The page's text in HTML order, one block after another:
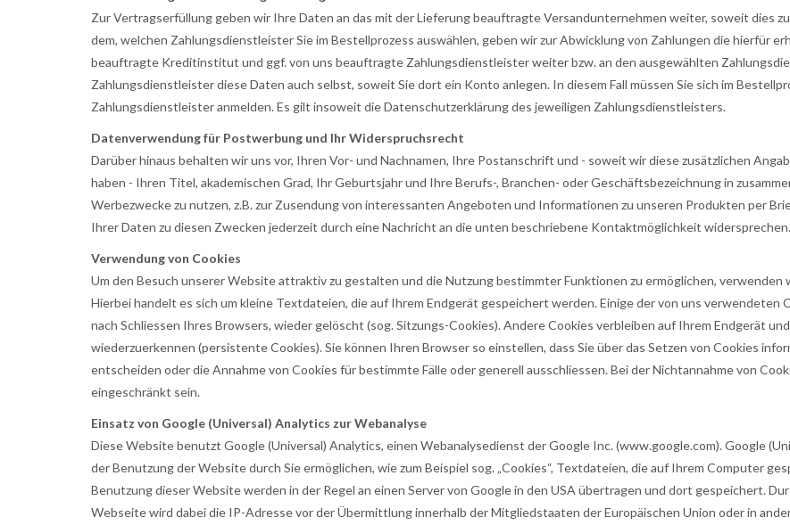
Zur Vertragserfüllung geben wir Ihre Daten an das mit der Lieferung beauftragte Versandunternehmen weiter, soweit dies
dem, welchen Zahlungsdienstleister Sie im Bestellprozess auswählen, geben wir zur Abwicklung von Zahlungen die hierfür
beauftragte Kreditinstitut und ggf. von uns beauftragte Zahlungsdienstleister weiter bzw. an den ausgewählten
Zahlungsdienstleister diese Daten auch selbst, soweit Sie dort ein Konto anlegen. In diesem Fall müssen Sie sich im
Zahlungsdienstleister anmelden. Es gilt insoweit die Datenschutzerklärung des jeweiligen Zahlungsdienstleisters.
Datenverwendung für Postwerbung und Ihr Widerspruchsrecht
Darüber hinaus behalten wir uns vor, Ihren Vor- und Nachnamen, Ihre Postanschrift und - soweit wir diese zusätzlichen
haben - Ihren Titel, akademischen Grad, Ihr Geburtsjahr und Ihre Berufs-, Branchen- oder Geschäftsbezeichnung in
Werbezwecke zu nutzen, z.B. zur Zusendung von interessanten Angeboten und Informationen zu unseren Produkten per
Ihrer Daten zu diesen Zwecken jederzeit durch eine Nachricht an die unten beschriebene Kontaktmöglichkeit widersprechen.
Verwendung von Cookies
Um den Besuch unserer Website attraktiv zu gestalten und die Nutzung bestimmter Funktionen zu ermöglichen,
Hierbei handelt es sich um kleine Textdateien, die auf Ihrem Endgerät gespeichert werden. Einige der von uns verwendeten
nach Schliessen Ihres Browsers, wieder gelöscht (sog. Sitzungs-Cookies). Andere Cookies verbleiben auf Ihrem Endgerät
wiederzuerkennen (persistente Cookies). Sie können Ihren Browser so einstellen, dass Sie über das Setzen von Cookies
entscheiden oder die Annahme von Cookies für bestimmte Fälle oder generell ausschliessen. Bei der Nichtannahme von
eingeschränkt sein.
Einsatz von Google (Universal) Analytics zur Webanalyse
Diese Website benutzt Google (Universal) Analytics, einen Webanalysedienst der Google Inc. (www.google.com). Google
der Benutzung der Website durch Sie ermöglichen, wie zum Beispiel sog. „Cookies“, Textdateien, die auf Ihrem Computer
Benutzung dieser Website werden in der Regel an einen Server von Google in den USA übertragen und dort gespeichert.
Webseite wird dabei die IP-Adresse vor der Übermittlung innerhalb der Mitgliedstaaten der Europäischen Union oder in